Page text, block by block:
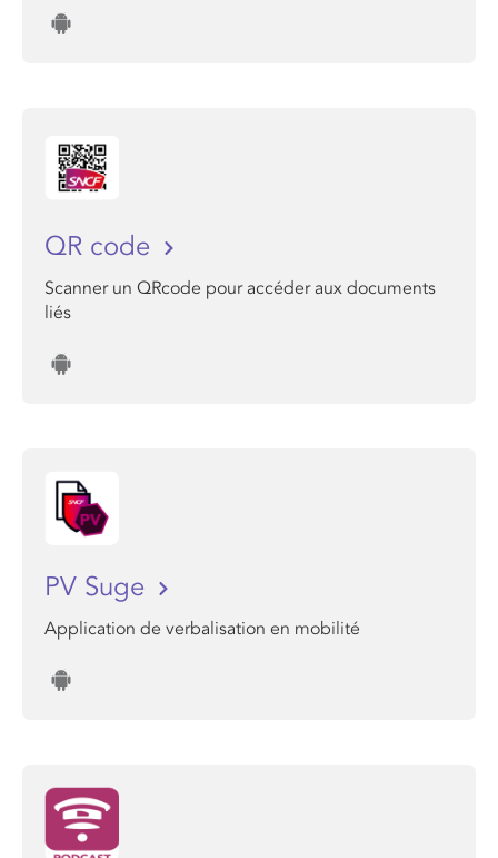
QR code
Scanner un QRcode pour accéder aux documents
liés
PV Suge
Application de verbalisation en mobilité